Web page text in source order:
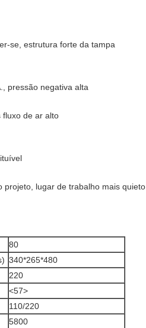
se, estrutura forte da tampa
pressão negativa alta
fluxo de ar alto
projeto, lugar de trabalho mais quieto
80
340*265*480
220
<57>
110/220
5800